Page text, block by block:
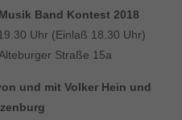
Band Kontest 2018
Uhr (Einlaß 18.30 Uhr)
Straße 15a
und mit Volker Hein und